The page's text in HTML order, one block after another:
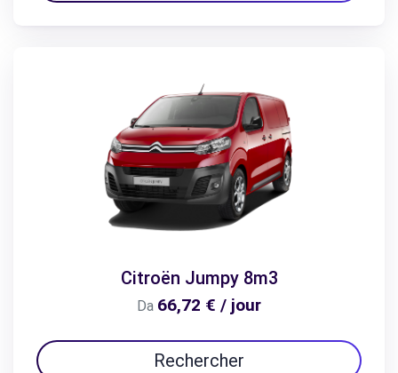
Citroën Jumpy 8m3
Da 66,72 € / jour
Rechercher